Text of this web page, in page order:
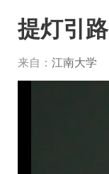
提灯引路
来自： 江南大学